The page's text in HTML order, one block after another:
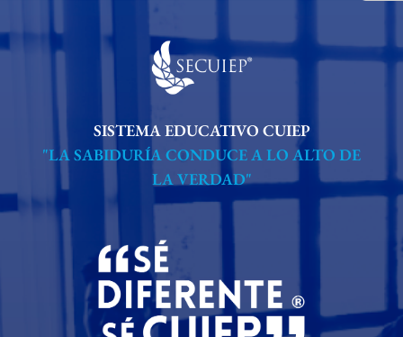
SISTEMA EDUCATIVO CUIEP
"LA SABIDURÍA CONDUCE A LO ALTO DE
LA VERDAD"